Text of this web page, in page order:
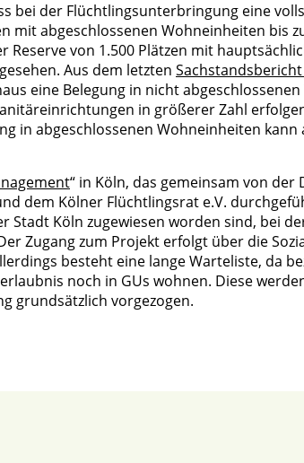
bei der Flüchtlingsunterbringung eine
abgeschlossenen Wohneinheiten bis
Reserve von 1.500 Plätzen mit
Aus dem letzten
eine Belegung in nicht
in größerer Zahl
in abgeschlossenen Wohneinheiten
“ in Köln, das gemeinsam von der
dem Kölner Flüchtlingsrat e.V.
Köln zugewiesen worden sind, bei
Zugang zum Projekt erfolgt über die
besteht eine lange Warteliste, da
noch in GUs wohnen. Diese
grundsätzlich vorgezogen.